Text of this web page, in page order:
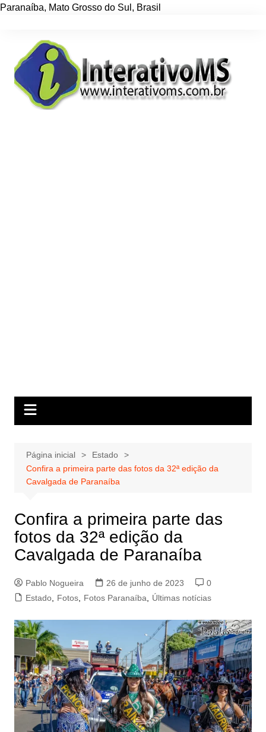
Paranaíba, Mato Grosso do Sul , Brasil
conteúdo
Página inicial
Estado
Confira a primeira parte das fotos da 32ª edição da
Cavalgada de Paranaíba
Confira a primeira parte das
fotos da 32ª edição da
Cavalgada de Paranaíba
Pablo Nogueira 26 de junho de 2023
0
Estado, Fotos, Fotos Paranaíba Últimas notícias